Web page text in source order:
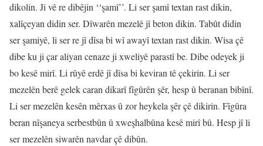
dikolin. Ji vê re dibêjin ‘‘şamî’’. Li ser şamî textan rast dikin,
xalîçeyan didin ser. Dîwarên mezelê jî beton dikin. Tabût didin
ser şamiyê, li ser re jî dîsa bi wî awayî textan rast dikin. Wisa çê
dibe ku ji çar aliyan cenaze ji xweliyê parastî be. Dibe odeyek ji
bo kesê mirî. Li rûyê erdê jî dîsa bi keviran tê çekirin. Li ser
mezelên berê gelek caran dikarî fîgûrên şêr, hesp û beranan bibînî.
Li ser mezelên kesên mêrxas û zor heykela şêr çê dikirin. Fîgûra
beran nîşaneya serbestbûn û xweşhalbûna kesê mirî bû. Hesp jî li
ser mezelên siwarên navdar çê dibûn.